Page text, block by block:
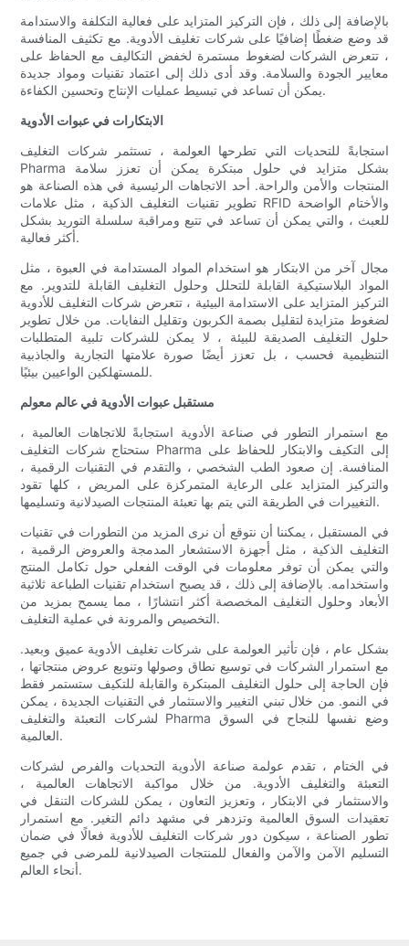
بالإضافة إلى ذلك ، فإن التركيز المتزايد على فعالية التكلفة والاستدامة
قد وضع ضغطًا إضافيًا على شركات تغليف الأدوية. مع تكثيف المنافسة
، تتعرض الشركات لضغوط مستمرة لخفض التكاليف مع الحفاظ على
معايير الجودة والسلامة. وقد أدى ذلك إلى اعتماد تقنيات ومواد جديدة
يمكن أن تساعد في تبسيط عمليات الإنتاج وتحسين الكفاءة.
الابتكارات في عبوات الأدوية
استجابةً للتحديات التي تطرحها العولمة ، تستثمر شركات التغليف
Pharma بشكل متزايد في حلول مبتكرة يمكن أن تعزز سلامة
المنتجات والأمن والراحة. أحد الاتجاهات الرئيسية في هذه الصناعة هو
تطوير تقنيات التغليف الذكية ، مثل علامات RFID والأختام الواضحة
للعبث ، والتي يمكن أن تساعد في تتبع ومراقبة سلسلة التوريد بشكل
أكثر فعالية.
مجال آخر من الابتكار هو استخدام المواد المستدامة في العبوة ، مثل
المواد البلاستيكية القابلة للتحلل وحلول التغليف القابلة للتدوير. مع
التركيز المتزايد على الاستدامة البيئية ، تتعرض شركات التغليف للأدوية
لضغوط متزايدة لتقليل بصمة الكربون وتقليل النفايات. من خلال تطوير
حلول التغليف الصديقة للبيئة ، لا يمكن للشركات تلبية المتطلبات
التنظيمية فحسب ، بل تعزز أيضًا صورة علامتها التجارية والجاذبية
للمستهلكين الواعيين بيئيًا.
مستقبل عبوات الأدوية في عالم معولم
مع استمرار التطور في صناعة الأدوية استجابةً للاتجاهات العالمية ،
ستحتاج شركات التغليف Pharma إلى التكيف والابتكار للحفاظ على
المنافسة. إن صعود الطب الشخصي ، والتقدم في التقنيات الرقمية ،
والتركيز المتزايد على الرعاية المتمركزة على المريض ، كلها تقود
التغييرات في الطريقة التي يتم بها تعبئة المنتجات الصيدلانية وتسليمها.
في المستقبل ، يمكننا أن نتوقع أن نرى المزيد من التطورات في تقنيات
التغليف الذكية ، مثل أجهزة الاستشعار المدمجة والعروض الرقمية ،
والتي يمكن أن توفر معلومات في الوقت الفعلي حول تكامل المنتج
واستخدامه. بالإضافة إلى ذلك ، قد يصبح استخدام تقنيات الطباعة ثلاثية
الأبعاد وحلول التغليف المخصصة أكثر انتشارًا ، مما يسمح بمزيد من
التخصيص والمرونة في عملية التغليف.
بشكل عام ، فإن تأثير العولمة على شركات تغليف الأدوية عميق وبعيد.
مع استمرار الشركات في توسيع نطاق وصولها وتنويع عروض منتجاتها ،
فإن الحاجة إلى حلول التغليف المبتكرة والقابلة للتكيف ستستمر فقط
في النمو. من خلال تبني التغيير والاستثمار في التقنيات الجديدة ، يمكن
لشركات التعبئة والتغليف Pharma وضع نفسها للنجاح في السوق
العالمية.
في الختام ، تقدم عولمة صناعة الأدوية التحديات والفرص لشركات
التعبئة والتغليف الأدوية. من خلال مواكبة الاتجاهات العالمية ،
والاستثمار في الابتكار ، وتعزيز التعاون ، يمكن للشركات التنقل في
تعقيدات السوق العالمية وتزدهر في مشهد دائم التغير. مع استمرار
تطور الصناعة ، سيكون دور شركات التغليف للأدوية فعالًا في ضمان
التسليم الآمن والآمن والفعال للمنتجات الصيدلانية للمرضى في جميع
أنحاء العالم.